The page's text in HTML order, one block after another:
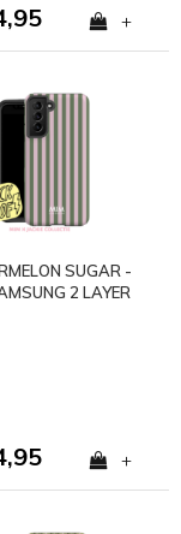
+
SUGAR -
2 LAYER
+